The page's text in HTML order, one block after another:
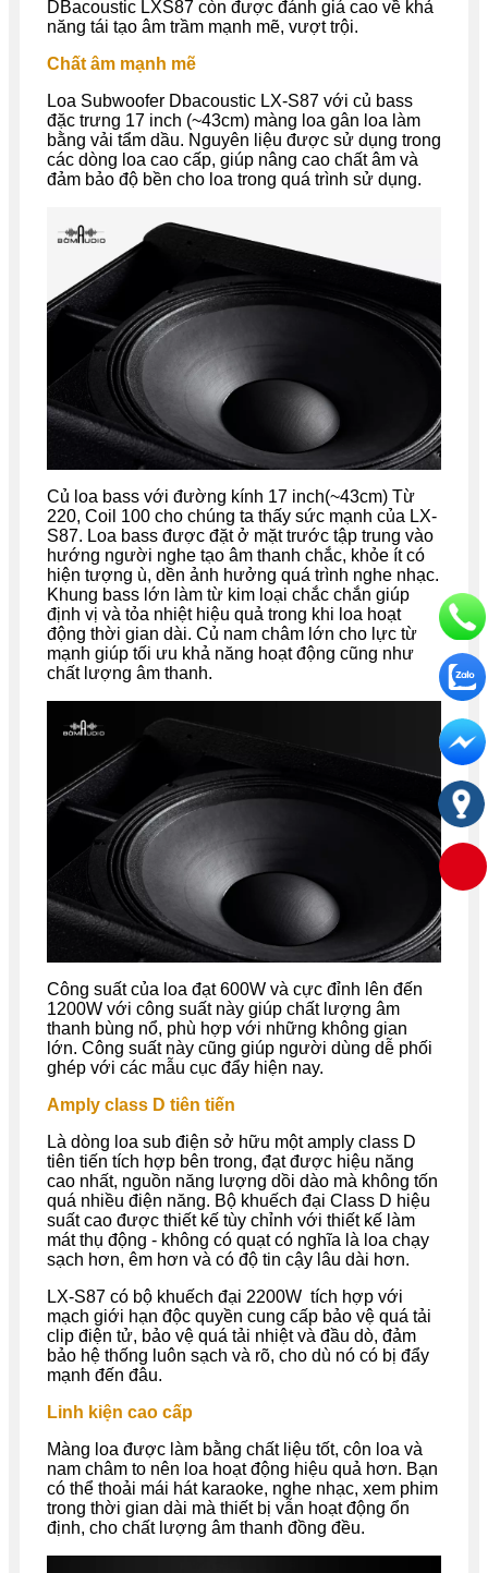
DBacoustic LXS87 còn được đánh giá cao về khả
năng tái tạo âm trầm mạnh mẽ, vượt trội.
Chất âm mạnh mẽ
Loa Subwoofer Dbacoustic LX-S87 với củ bass
đặc trưng 17 inch (~43cm) màng loa gân loa làm
bằng vải tẩm dầu. Nguyên liệu được sử dụng trong
các dòng loa cao cấp, giúp nâng cao chất âm và
đảm bảo độ bền cho loa trong quá trình sử dụng.
Củ loa bass với đường kính 17 inch(~43cm) Từ
220, Coil 100 cho chúng ta thấy sức mạnh của LX-
S87. Loa bass được đặt ở mặt trước tập trung vào
hướng người nghe tạo âm thanh chắc, khỏe ít có
hiện tượng ù, dền ảnh hưởng quá trình nghe nhạc.
Khung bass lớn làm từ kim loại chắc chắn giúp
định vị và tỏa nhiệt hiệu quả trong khi loa hoạt
động thời gian dài. Củ nam châm lớn cho lực từ
mạnh giúp tối ưu khả năng hoạt động cũng như
chất lượng âm thanh.
Công suất của loa đạt 600W và cực đỉnh lên đến
1200W với công suất này giúp chất lượng âm
thanh bùng nổ, phù hợp với những không gian
lớn. Công suất này cũng giúp người dùng dễ phối
ghép với các mẫu cục đẩy hiện nay.
Amply class D tiên tiến
Là dòng loa sub điện sở hữu một amply class D
tiên tiến tích hợp bên trong, đạt được hiệu năng
cao nhất, nguồn năng lượng dồi dào mà không tốn
quá nhiều điện năng. Bộ khuếch đại Class D hiệu
suất cao được thiết kế tùy chỉnh với thiết kế làm
mát thụ động - không có quạt có nghĩa là loa chạy
sạch hơn, êm hơn và có độ tin cậy lâu dài hơn.
LX-S87 có bộ khuếch đại 2200W tích hợp với
mạch giới hạn độc quyền cung cấp bảo vệ quá tải
clip điện tử, bảo vệ quá tải nhiệt và đầu dò, đảm
bảo hệ thống luôn sạch và rõ, cho dù nó có bị đẩy
mạnh đến đâu.
Linh kiện cao cấp
Màng loa được làm bằng chất liệu tốt, côn loa và
nam châm to nên loa hoạt động hiệu quả hơn. Bạn
có thể thoải mái hát karaoke, nghe nhạc, xem phim
trong thời gian dài mà thiết bị vẫn hoạt động ổn
định, cho chất lượng âm thanh đồng đều.